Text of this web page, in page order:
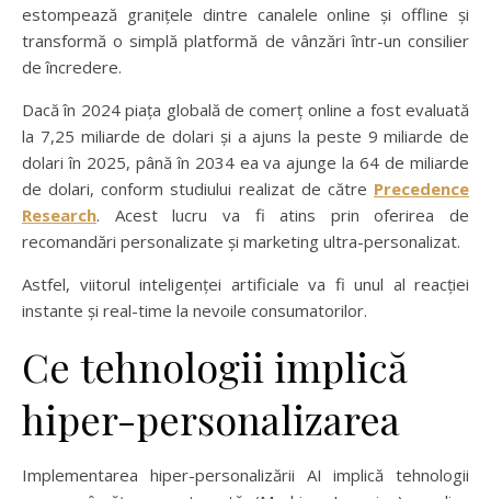
estompează granițele dintre canalele online și offline și
transformă o simplă platformă de vânzări într-un consilier
de încredere.
Dacă în 2024 piața globală de comerț online a fost evaluată
la 7,25 miliarde de dolari și a ajuns la peste 9 miliarde de
dolari în 2025, până în 2034 ea va ajunge la 64 de miliarde
de dolari, conform studiului realizat de către Precedence
Research. Acest lucru va fi atins prin oferirea de
recomandări personalizate și marketing ultra-personalizat.
Astfel, viitorul inteligenței artificiale va fi unul al reacției
instante și real-time la nevoile consumatorilor.
Ce tehnologii implică
hiper-personalizarea
Implementarea hiper-personalizării AI implică tehnologii